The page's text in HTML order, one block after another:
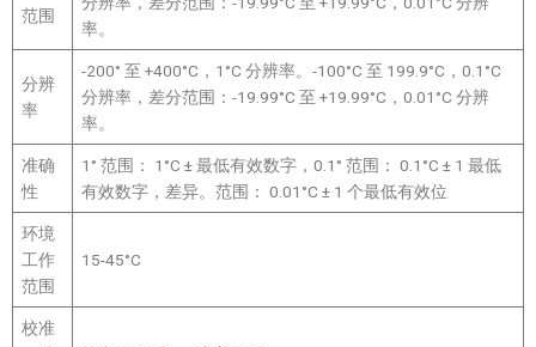
范围
率。
分辨
率
-200° 至 +400°C，1°C 分辨率。-100°C 至 199.9°C，0.1°C
分辨率，差分范围：-19.99°C 至 +19.99°C，0.01°C 分辨
率。
准确
性
1° 范围： 1°C ± 最低有效数字，0.1° 范围： 0.1°C ± 1 最低
有效数字，差异。范围： 0.01°C ± 1 个最低有效位
环境
工作
范围
15-45°C
校准